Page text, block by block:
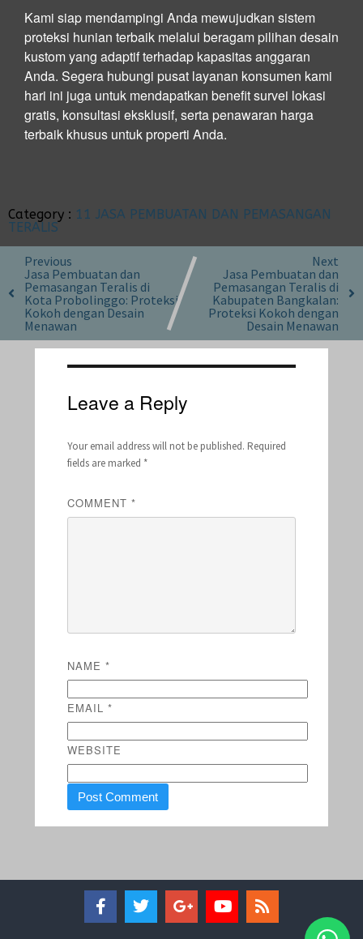
Kami siap mendampingi Anda mewujudkan sistem
proteksi hunian terbaik melalui beragam pilihan desain
kustom yang adaptif terhadap kapasitas anggaran
Anda. Segera hubungi pusat layanan konsumen kami
hari ini juga untuk mendapatkan benefit survei lokasi
gratis, konsultasi eksklusif, serta penawaran harga
terbaik khusus untuk properti Anda.
Category : 11 JASA PEMBUATAN DAN PEMASANGAN
TERALIS
Previous
Jasa Pembuatan dan
Pemasangan Teralis di
Kota Probolinggo: Proteksi
Kokoh dengan Desain
Menawan
Next
Jasa Pembuatan dan
Pemasangan Teralis di
Kabupaten Bangkalan:
Proteksi Kokoh dengan
Desain Menawan
Leave a Reply
Your email address will not be published. Required
fields are marked *
COMMENT *
NAME *
EMAIL *
WEBSITE